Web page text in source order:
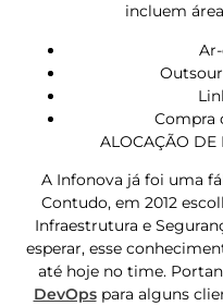
incluem
Compra
ALOCAÇÃO DE
A Infonova já foi uma
Contudo, em 2012
Infraestrutura e
esperar, esse
até hoje no time.
DevOpspara alguns